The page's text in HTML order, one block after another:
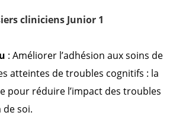
cliniciens Junior 1
: Améliorer l’adhésion aux soins de
atteintes de troubles cognitifs : la
pour réduire l’impact des troubles
soi.